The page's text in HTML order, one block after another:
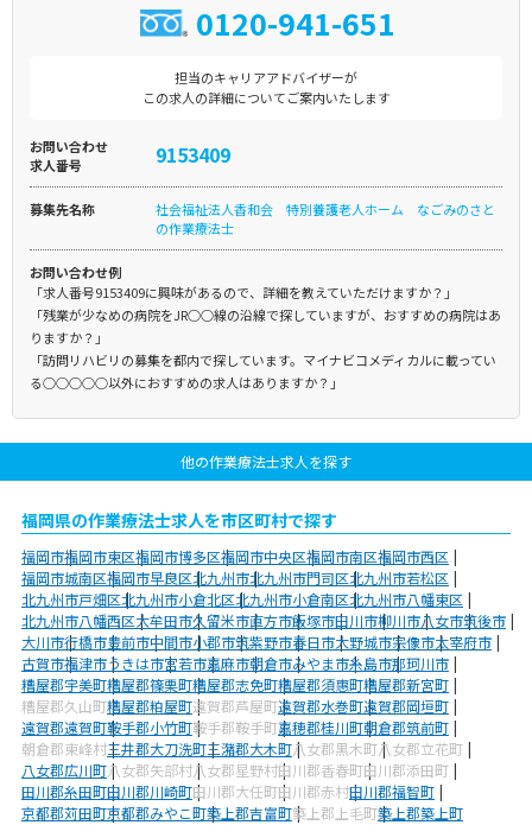
0120-941-651
担当のキャリアアドバイザーが
この求人の詳細についてご案内いたします
お問い合わせ
求人番号
9153409
募集先名称
社会福祉法人香和会 特別養護老人ホーム なごみのさと
の作業療法士
お問い合わせ例
「求人番号9153409に興味があるので、詳細を教えていただけますか？」
「残業が少なめの病院をJR○○線の沿線で探していますが、おすすめの病院はあ
りますか？」
「訪問リハビリの募集を都内で探しています。マイナビコメディカルに載ってい
る○○○○○以外におすすめの求人はありますか？」
他の作業療法士求人を探す
福岡県の作業療法士求人を市区町村で探す
福岡市福岡市東区福岡市博多区福岡市中央区福岡市南区福岡市西区
福岡市城南区福岡市早良区北九州市北九州市門司区北九州市若松区
北九州市戸畑区北九州市小倉北区北九州市小倉南区北九州市八幡東区
北九州市八幡西区大牟田市久留米市直方市飯塚市田川市柳川市八女市筑後市
大川市行橋市豊前市中間市小郡市筑紫野市春日市大野城市宗像市太宰府市
古賀市福津市うきは市宮若市嘉麻市朝倉市みやま市糸島市那珂川市
糟屋郡宇美町糟屋郡篠栗町糟屋郡志免町糟屋郡須惠町糟屋郡新宮町
糟屋郡久山町糟屋郡粕屋町遠賀郡芦屋町遠賀郡水巻町遠賀郡岡垣町
遠賀郡遠賀町鞍手郡小竹町鞍手郡鞍手町嘉穂郡桂川町朝倉郡筑前町
朝倉郡東峰村三井郡大刀洗町三潴郡大木町八女郡黒木町八女郡立花町
八女郡広川町八女郡矢部村八女郡星野村田川郡香春町田川郡添田町
田川郡糸田町田川郡川崎町田川郡大任町田川郡赤村田川郡福智町
京都郡苅田町京都郡みやこ町築上郡吉富町築上郡上毛町築上郡築上町